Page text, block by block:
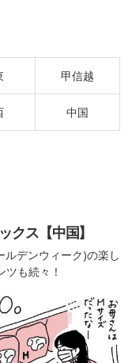
甲信越
中国
クス【中国】
ルデンウィーク)の楽し
も続々！